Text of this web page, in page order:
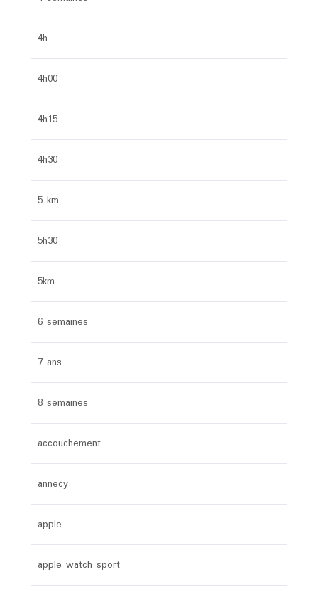
4h
4h00
4h15
4h30
5 km
5h30
5km
6 semaines
7 ans
8 semaines
accouchement
annecy
apple
apple watch sport